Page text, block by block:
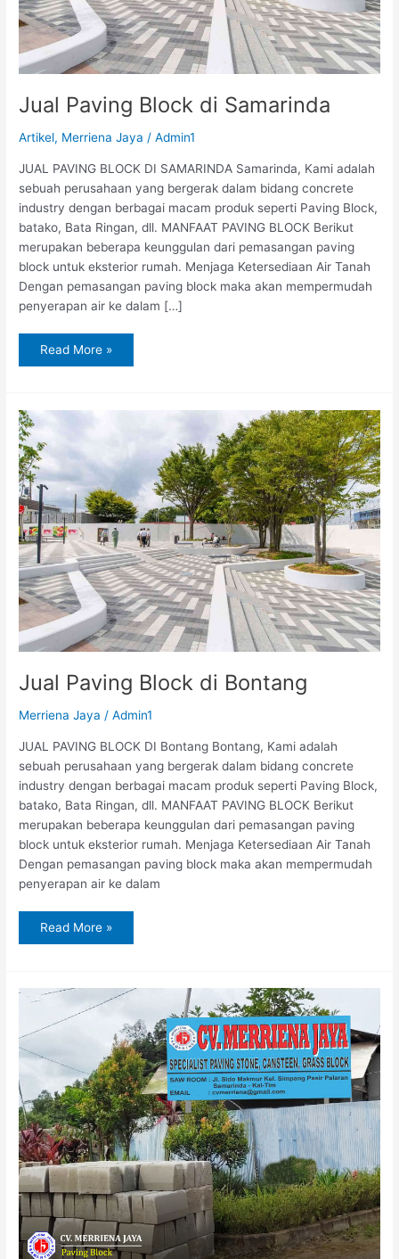
Jual Paving Block di Samarinda
Artikel, Merriena Jaya /Admin1
JUAL PAVING BLOCK DI SAMARINDA Samarinda, Kami adalah
sebuah perusahaan yang bergerak dalam bidang concrete
industry dengan berbagai macam produk seperti Paving Block,
batako, Bata Ringan, dll. MANFAAT PAVING BLOCK Berikut
merupakan beberapa keunggulan dari pemasangan paving
block untuk eksterior rumah. Menjaga Ketersediaan Air Tanah
Dengan pemasangan paving block maka akan mempermudah
penyerapan air ke dalam […]
Read More »
Jual Paving Block di Bontang
Merriena Jaya /Admin1
JUAL PAVING BLOCK DI Bontang Bontang, Kami adalah
sebuah perusahaan yang bergerak dalam bidang concrete
industry dengan berbagai macam produk seperti Paving Block,
batako, Bata Ringan, dll. MANFAAT PAVING BLOCK Berikut
merupakan beberapa keunggulan dari pemasangan paving
block untuk eksterior rumah. Menjaga Ketersediaan Air Tanah
Dengan pemasangan paving block maka akan mempermudah
penyerapan air ke dalam
Jual
di
Bontang
Read More »
Jual
Paving
Block
di